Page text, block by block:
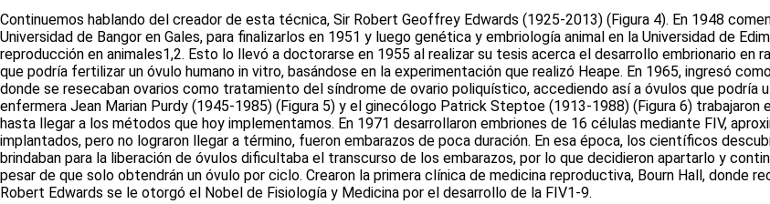
Continuemos hablando del creador de esta técnica, Sir Robert Geoffrey Edwards (1925-2013) (Figura 4). En 1948
Universidad de Bangor en Gales, para finalizarlos en 1951 y luego genética y embriología animal en la Universidad de
reproducción en animales1,2. Esto lo llevó a doctorarse en 1955 al realizar su tesis acerca el desarrollo embrionario en
que podría fertilizar un óvulo humano in vitro, basándose en la experimentación que realizó Heape. En 1965, ingresó
donde se resecaban ovarios como tratamiento del síndrome de ovario poliquístico, accediendo así a óvulos que podría
enfermera Jean Marian Purdy (1945-1985) (Figura 5) y el ginecólogo Patrick Steptoe (1913-1988) (Figura 6) trabajaron
hasta llegar a los métodos que hoy implementamos. En 1971 desarrollaron embriones de 16 células mediante FIV,
implantados, pero no lograron llegar a término, fueron embarazos de poca duración. En esa época, los científicos
brindaban para la liberación de óvulos dificultaba el transcurso de los embarazos, por lo que decidieron apartarlo y
pesar de que solo obtendrán un óvulo por ciclo. Crearon la primera clínica de medicina reproductiva, Bourn Hall, donde
Robert Edwards se le otorgó el Nobel de Fisiología y Medicina por el desarrollo de la FIV1-9.